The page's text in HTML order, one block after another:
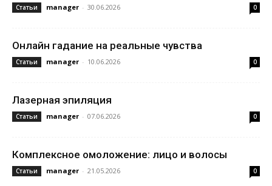
Статьи manager - 30.06.2026 0
Онлайн гадание на реальные чувства
Статьи manager - 10.06.2026 0
Лазерная эпиляция
Статьи manager - 07.06.2026 0
Комплексное омоложение: лицо и волосы
Статьи manager - 21.05.2026 0